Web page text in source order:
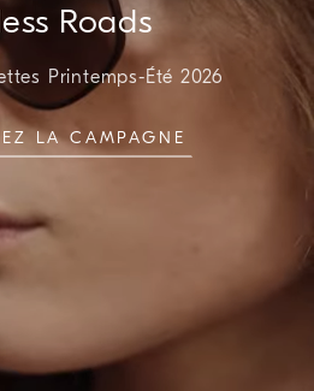
Roads
Printemps-Été 2026
LA CAMPAGNE